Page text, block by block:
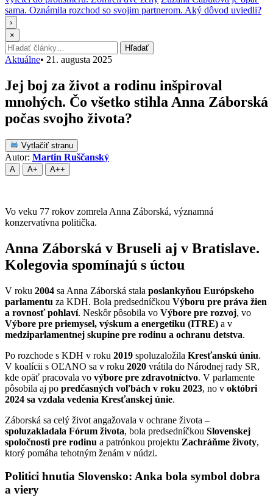
sama. Oznámila rozchod so svojim partnerom. Aký dôvod uviedli?
›
×
Hľadať: Hľadať
Aktuálne• 21. augusta 2025
Jej boj za život a rodinu inšpiroval
mnohých. Čo všetko stihla Anna Záborská
počas svojho života?
Vytlačiť stranu
Autor: Martin Ruščanský
A A+ A++
Vo veku 77 rokov zomrela Anna Záborská, významná
konzervatívna politička.
Anna Záborská v Bruseli aj v Bratislave.
Kolegovia spomínajú s úctou
V roku 2004 sa Anna Záborská stala poslankyňou Európskeho
parlamentu za KDH. Bola predsedníčkou Výboru pre práva žien
a rovnosť pohlaví. Neskôr pôsobila vo Výbore pre rozvoj, vo
Výbore pre priemysel, výskum a energetiku (ITRE) a v
medziparlamentnej skupine pre rodinu a ochranu detstva.
Po rozchode s KDH v roku 2019 spoluzaložila Kresťanskú úniu.
V koalícii s OĽANO sa v roku 2020 vrátila do Národnej rady SR,
kde opäť pracovala vo výbore pre zdravotníctvo. V parlamente
pôsobila aj po predčasných voľbách v roku 2023, no v októbri
2024 sa vzdala vedenia Kresťanskej únie.
Záborská sa celý život angažovala v ochrane života –
spoluzakladala Fórum života, bola predsedníčkou Slovenskej
spoločnosti pre rodinu a patrónkou projektu Zachráňme životy,
ktorý pomáha tehotným ženám v núdzi.
Politici hnutia Slovensko: Anka bola symbol dobra
a viery